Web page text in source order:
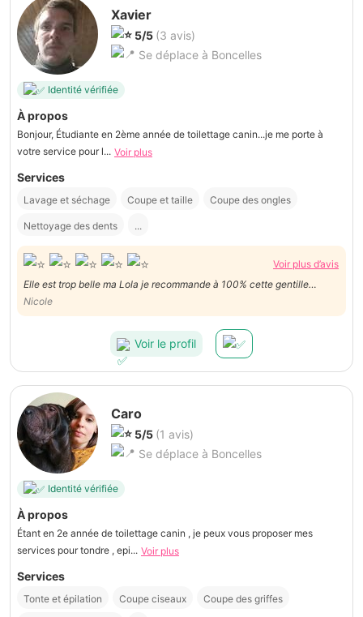
Xavier
5/5 (3 avis)
Se déplace à Boncelles
Identité vérifiée
À propos
Bonjour, Étudiante en 2ème année de toilettage canin...je me porte à
votre service pour l... Voir plus
Services
Lavage et séchage Coupe et taille Coupe des ongles
Nettoyage des dents ...
Voir plus d’avis
Elle est trop belle ma Lola je recommande à 100% cette gentille
personne avec pleins de belles qualités Merci beaucoup !
Nicole
Voir le profil
Caro
5/5 (1 avis)
Se déplace à Boncelles
Identité vérifiée
À propos
Étant en 2e année de toilettage canin , je peux vous proposer mes
services pour tondre , epi... Voir plus
Services
Tonte et épilation Coupe ciseaux Coupe des griffes